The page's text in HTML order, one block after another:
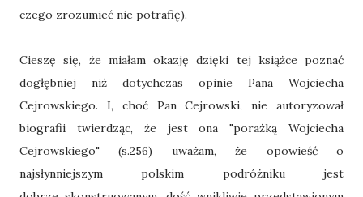
czego zrozumieć nie potrafię).
Cieszę się, że miałam okazję dzięki tej książce poznać
dogłębniej niż dotychczas opinie Pana Wojciecha
Cejrowskiego. I, choć Pan Cejrowski, nie autoryzował
biografii twierdząc, że jest ona "porażką Wojciecha
Cejrowskiego" (s.256) uważam, że opowieść o
najsłynniejszym polskim podróżniku jest